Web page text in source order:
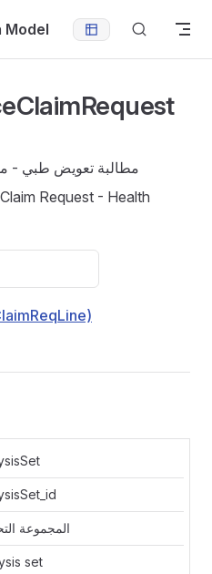
Model
مطالبة تعويض طبي -
Request - Health
المجموعة
set